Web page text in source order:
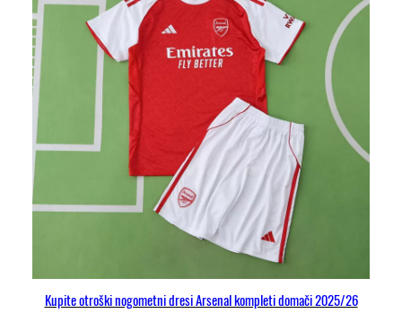
Kupite otroški nogometni dresi Arsenal kompleti domači 2025/26